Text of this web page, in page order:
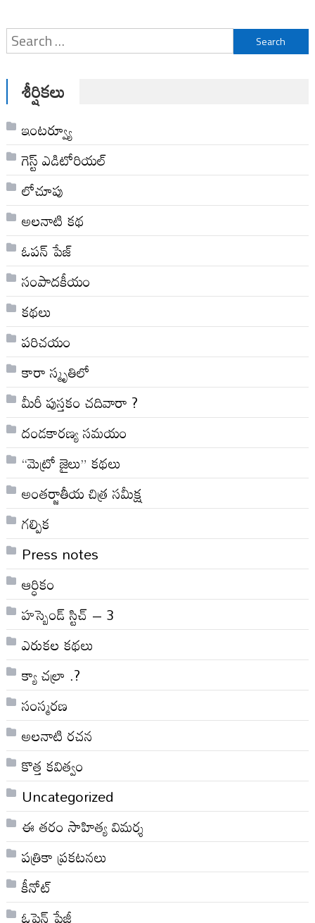
Search
for:
శీర్షికలు
ఇంటర్వ్యూ
గెస్ట్ ఎడిటోరియల్
లోచూపు
అల‌నాటి క‌థ‌
ఓపన్ పేజ్
సంపాదకీయం
కథలు
పరిచయం
కారా స్మృతిలో
మీరీ పుస్తకం చదివారా ?
దండకారణ్య సమయం
“మెట్రో జైలు” కథలు
అంతర్జాతీయ చిత్ర సమీక్ష
గల్పిక
Press notes
ఆర్ధికం
హస్బెండ్ స్టిచ్ – 3
ఎరుకల కథలు
క్యా చల్రా .?
సంస్మరణ
అలనాటి రచన
కొత్త కవిత్వం
Uncategorized
ఈ తరం సాహిత్య విమర్శ
పత్రికా ప్రకటనలు
కీనోట్
ఓపెన్ పేజీ